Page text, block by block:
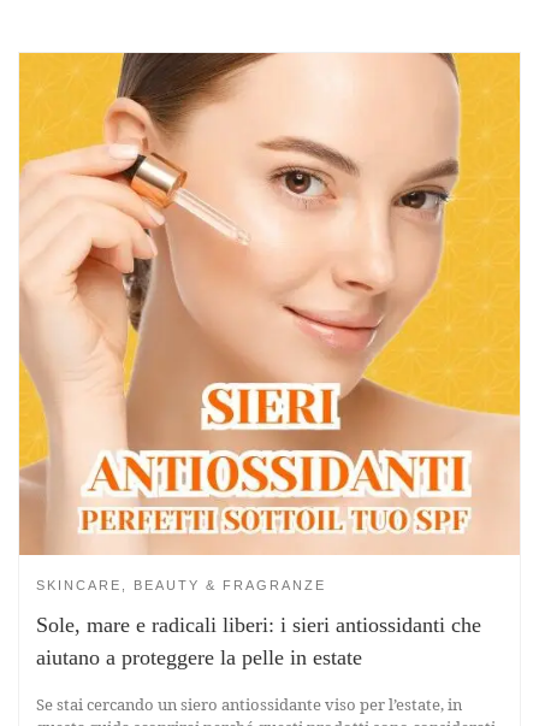
SKINCARE, BEAUTY & FRAGRANZE
Sole, mare e radicali liberi: i sieri antiossidanti che
aiutano a proteggere la pelle in estate
Se stai cercando un siero antiossidante viso per l’estate, in